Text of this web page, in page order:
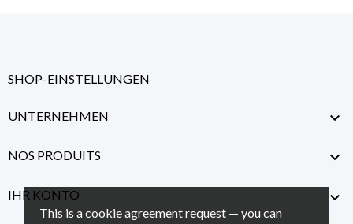
This is a cookie agreement request — you can
SHOP-EINSTELLUNGEN
UNTERNEHMEN 
NOS PRODUITS 
IHR KONTO 